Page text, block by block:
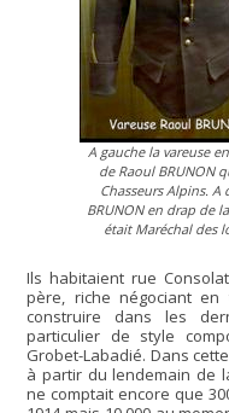
A gauche la vareuse
de Raoul BRUNON
Chasseurs Alpins.
BRUNON en drap de
était Maréchal des
Ils habitaient rue
père, riche négociant en
construire dans les
particulier de style
Grobet-Labadié. Dans
à partir du lendemain de
ne comptait encore que